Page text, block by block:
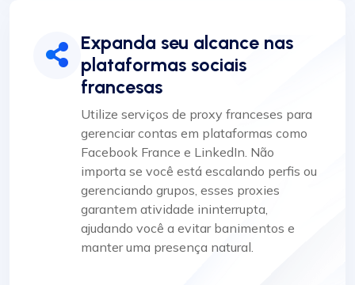
Expanda seu alcance nas
plataformas sociais
francesas
Utilize serviços de proxy franceses para
gerenciar contas em plataformas como
Facebook France e LinkedIn. Não
importa se você está escalando perfis ou
gerenciando grupos, esses proxies
garantem atividade ininterrupta,
ajudando você a evitar banimentos e
manter uma presença natural.